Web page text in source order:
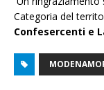
Categoria del
Confesercenti e